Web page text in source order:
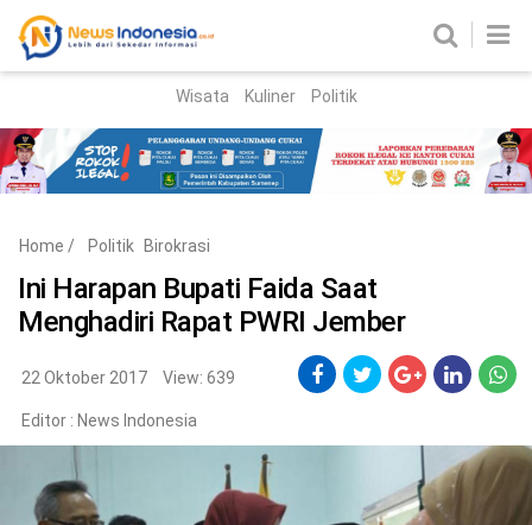
Parlemen
Nasional
Peristiwa
Hukum Kriminal
Korupsi
Wisata Kuliner Politik
Home / Politik Birokrasi
Ini Harapan Bupati Faida Saat
Menghadiri Rapat PWRI Jember
22 Oktober 2017 View: 639
Editor : News Indonesia